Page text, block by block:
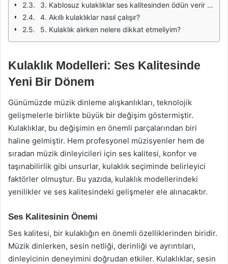
3. Kablosuz kulaklıklar ses kalitesinden ödün verir mi?
4. Akıllı kulaklıklar nasıl çalışır?
5. Kulaklık alırken nelere dikkat etmeliyim?
Kulaklık Modelleri: Ses Kalitesinde
Yeni Bir Dönem
Günümüzde müzik dinleme alışkanlıkları, teknolojik
gelişmelerle birlikte büyük bir değişim göstermiştir.
Kulaklıklar, bu değişimin en önemli parçalarından biri
haline gelmiştir. Hem profesyonel müzisyenler hem de
sıradan müzik dinleyicileri için ses kalitesi, konfor ve
taşınabilirlik gibi unsurlar, kulaklık seçiminde belirleyici
faktörler olmuştur. Bu yazıda, kulaklık modellerindeki
yenilikler ve ses kalitesindeki gelişmeler ele alınacaktır.
Ses Kalitesinin Önemi
Ses kalitesi, bir kulaklığın en önemli özelliklerinden biridir.
Müzik dinlerken, sesin netliği, derinliği ve ayrıntıları,
dinleyicinin deneyimini doğrudan etkiler. Kulaklıklar, sesin